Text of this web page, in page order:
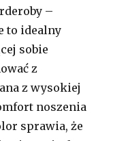
–
to idealny
sobie
z
z wysokiej
noszenia
sprawia, że